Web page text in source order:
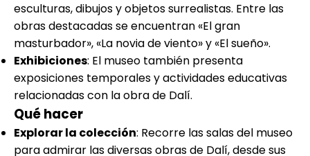
esculturas, dibujos y objetos surrealistas. Entre las
obras destacadas se encuentran «El gran
masturbador», «La novia de viento» y «El sueño».
Exhibiciones: El museo también presenta
exposiciones temporales y actividades educativas
relacionadas con la obra de Dalí.
Qué hacer
Explorar la colección: Recorre las salas del museo
para admirar las diversas obras de Dalí, desde sus